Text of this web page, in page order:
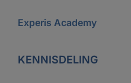
Experis Academy
KENNISDELING